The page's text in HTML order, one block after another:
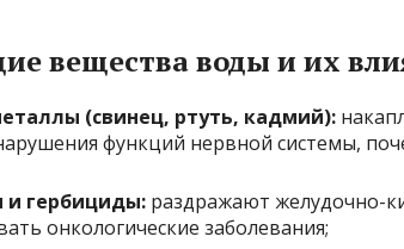
вещества воды и их
(свинец, ртуть, кадмий):
функций нервной системы,
и гербициды: раздражают желудочно-
онкологические заболевания;